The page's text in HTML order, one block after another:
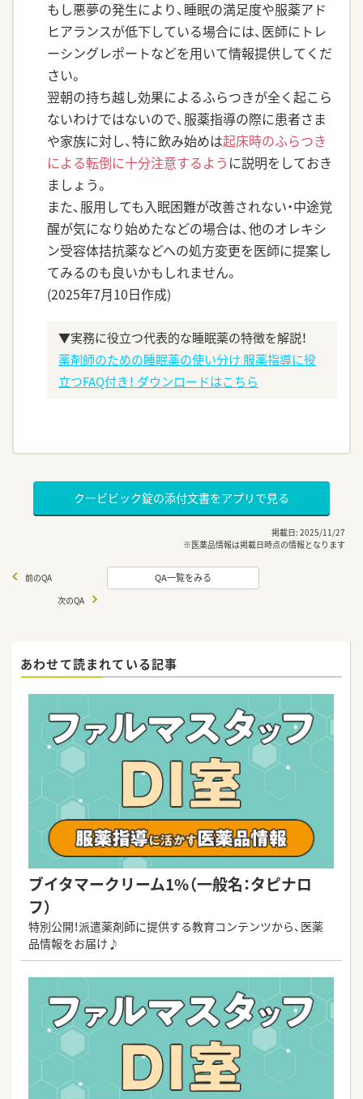
もし悪夢の発生により、睡眠の満足度や服薬アド
ヒアランスが低下している場合には、医師にトレ
ーシングレポートなどを用いて情報提供してくだ
さい。
翌朝の持ち越し効果によるふらつきが全く起こら
ないわけではないので、服薬指導の際に患者さま
や家族に対し、特に飲み始めは起床時のふらつき
による転倒に十分注意するよう に説明をしておき
ましょう。
また、服用しても入眠困難が改善されない・中途覚
醒が気になり始めたなどの場合は、他のオレキシ
ン受容体拮抗薬などへの処方変更を医師に提案し
てみるのも良いかもしれません。
(2025年7月10日作成)
▼実務に役立つ代表的な睡眠薬の特徴を解説！
薬剤師のための睡眠薬の使い分け 服薬指導に役
立つFAQ付き！ ダウンロードはこちら
クービビック錠の添付文書をアプリで見る
掲載日: 2025/11/27
※医薬品情報は掲載日時点の情報となります
前のQA QA一覧をみる
次のQA
あわせて読まれている記事
ブイタマークリーム1%（一般名：タピナロ
フ）
特別公開！派遣薬剤師に提供する教育コンテンツから、医薬
品情報をお届け♪